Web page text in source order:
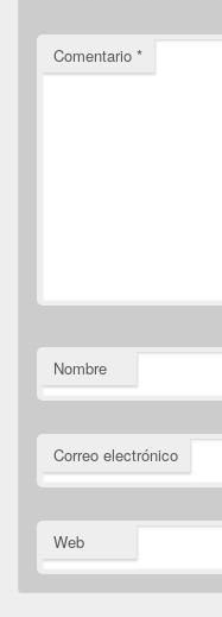
Comentario *
Nombre
Correo electrónico
Web